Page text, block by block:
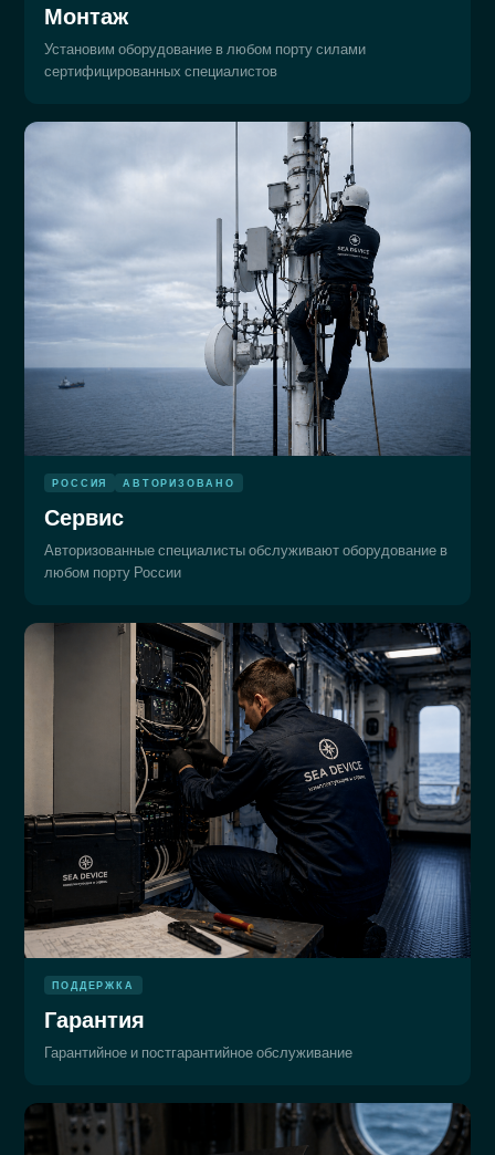
Монтаж
Установим оборудование в любом порту силами
сертифицированных специалистов
РОССИЯ АВТОРИЗОВАНО
Сервис
Авторизованные специалисты обслуживают оборудование в
любом порту России
ПОДДЕРЖКА
Гарантия
Гарантийное и постгарантийное обслуживание